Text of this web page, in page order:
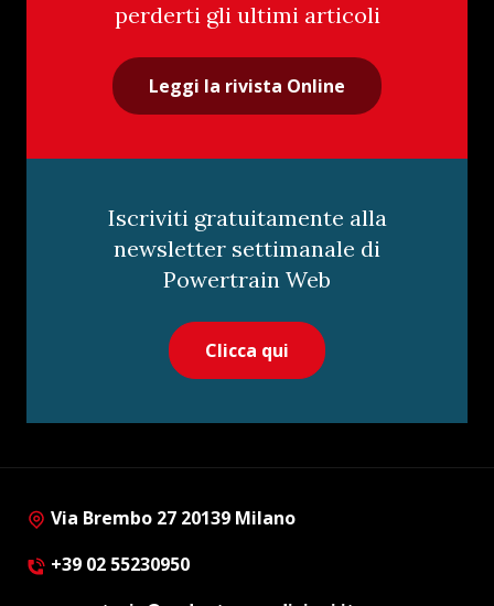
perderti gli ultimi articoli
Leggi la rivista Online
Iscriviti gratuitamente alla
newsletter settimanale di
Powertrain Web
Clicca qui
Via Brembo 27 20139 Milano
+39 02 55230950